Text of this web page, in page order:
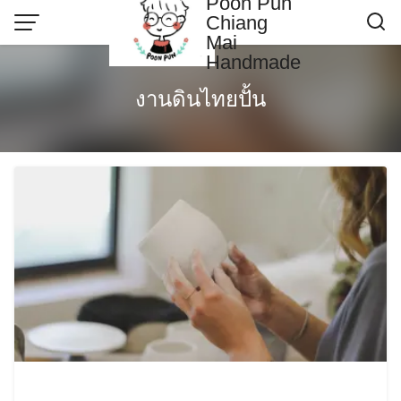
Chiang
Mai
Handmade
Poonpun Thai Clay
Sample Page
งานดินไทยปั้น